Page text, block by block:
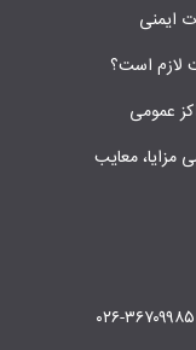
ایمنی
لازم است؟
عمومی
مزایا، معایب